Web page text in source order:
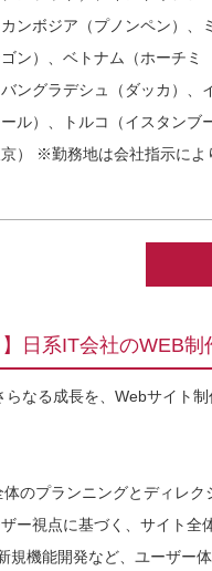
カンボジア（プノンペン）、ミ
ン）、ベトナム（ホーチミ
ングラデシュ（ダッカ）、
ル）、トルコ（イスタンブ
） ※勤務地は会社指示によ
日系IT会社のWEB
らなる成長を、Webサイト
体のプランニングとディレク
ザー視点に基づく、サイト
規機能開発など、ユーザー